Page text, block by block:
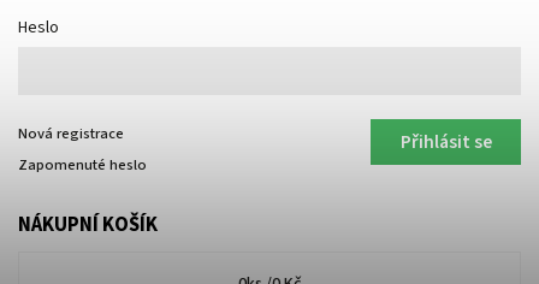
Heslo
Přihlásit se
Nová registrace
Zapomenuté heslo
NÁKUPNÍ KOŠÍK